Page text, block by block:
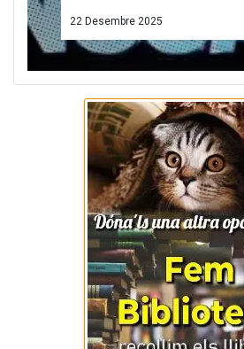
ACTIVITATS
"Ara ve Nadal" Cançoner
tradicional
22 Desembre 2025